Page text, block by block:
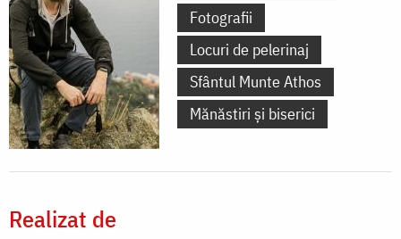
Fotografii
Locuri de pelerinaj
Sfântul Munte Athos
Mănăstiri și biserici
Realizat de